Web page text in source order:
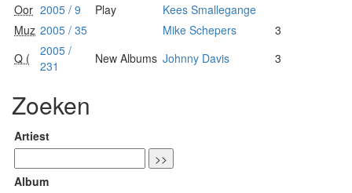
Oor 2005 / 9 Play
Kees Smallegange
Muz 2005 / 35 Mike Schepers
3
Q (
2005 /
231
New Albums Johnny Davis 3
Zoeken
Artiest
Album